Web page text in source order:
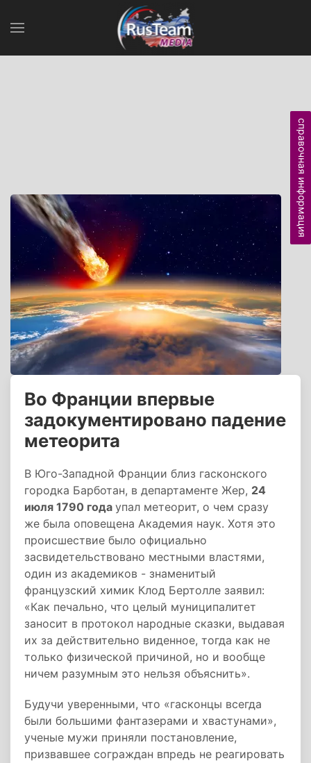
Во Франции впервые
задокументировано падение
метеорита
В Юго-Западной Франции близ гасконского
городка Барботан, в департаменте Жер, 24
июля 1790 года упал метеорит, о чем сразу
же была оповещена Академия наук. Хотя это
происшествие было официально
засвидетельствовано местными властями,
один из академиков - знаменитый
французский химик Клод Бертолле заявил:
«Как печально, что целый муниципалитет
заносит в протокол народные сказки, выдавая
их за действительно виденное, тогда как не
только физической причиной, но и вообще
ничем разумным это нельзя объяснить».
Будучи уверенными, что «гасконцы всегда
были большими фантазерами и хвастунами»,
ученые мужи приняли постановление,
призвавшее сограждан впредь не реагировать
справочная информация